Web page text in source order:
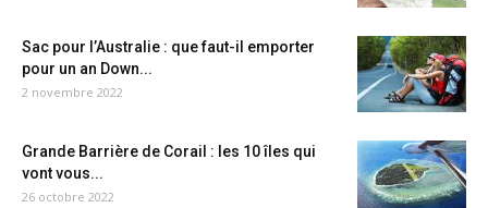
Sac pour l’Australie : que faut-il emporter
pour un an Down...
2 novembre 2022
Grande Barrière de Corail : les 10 îles qui
vont vous...
26 octobre 2022